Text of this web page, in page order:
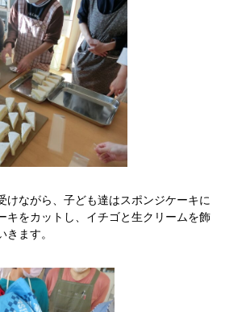
けながら、子ども達はスポンジケーキに
キをカットし、イチゴと生クリームを飾
きます。